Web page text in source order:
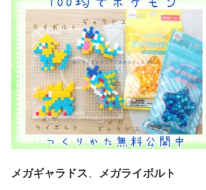
メガギャラドス メガライボルト